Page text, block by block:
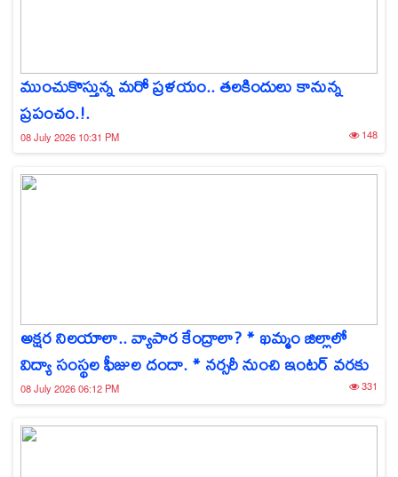
ముంచుకొస్తున్న మరో ప్రళయం.. తలకిందులు కానున్న
ప్రపంచం.!.
08 July 2026 10:31 PM 148
అక్షర నిలయాలా.. వ్యాపార కేంద్రాలా? * ఖమ్మం జిల్లాలో
విద్యా సంస్థల ఫీజుల దందా. * నర్సరీ నుంచి ఇంటర్ వరకు
08 July 2026 06:12 PM 331